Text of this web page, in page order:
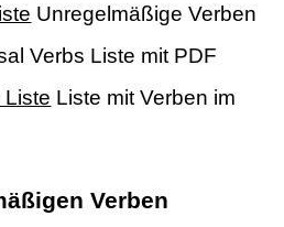
Unregelmäßige Verben
Verbs Liste mit PDF
Liste Liste mit Verben im
Verben